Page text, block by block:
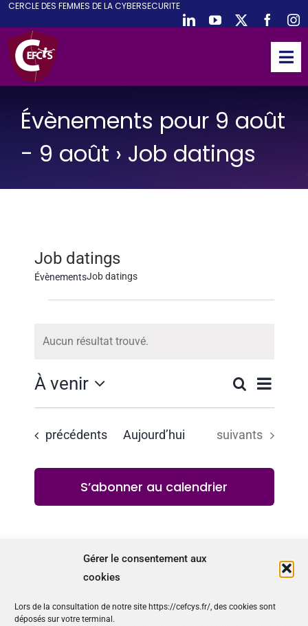
Gérer le consentement aux
cookies
Lors de la consultation de notre site https://cefcys.fr/, des cookies sont
déposés sur votre terminal.
Passer
au
contenu
CERCLE DES FEMMES DE LACYBERSECURITE
ACCUEIL
CEFCYS
NOUS REJOINDRE
PARTENAIRES
Évènements pour 9 août
- 9 août › Job datings
Job datings
ÉvènementsJob datings
Aucun résultat trouvé.
et
de
Recherche
de
Liste
À venir
Sélectionnez
date.
Évènements
précédents Aujourd’hui Évènements
suivants
S’abonner au calendrier